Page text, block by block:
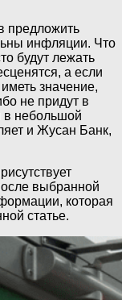
предложить
инфляции. Что
будут лежать
а если
значение,
не придут в
в небольшой
и Жусан Банк,
выбранной
которая
статье.